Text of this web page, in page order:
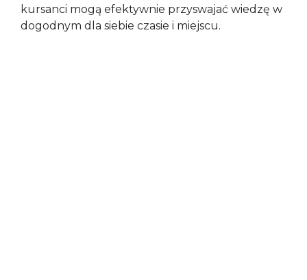
kursanci mogą efektywnie przyswajać wiedzę w
dogodnym dla siebie czasie i miejscu.